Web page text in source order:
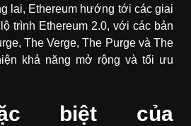
lai, Ethereum hướng tới các giai
trình Ethereum 2.0, với các bản
The Verge, The Purge và The
khả năng mở rộng và tối ưu
biệt của